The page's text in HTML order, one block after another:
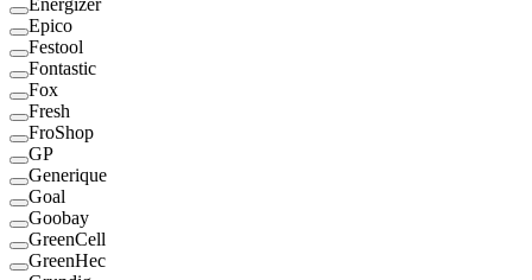
Epico
Festool
Fontastic
Fox
Fresh
FroShop
GP
Generique
Goal
Goobay
GreenCell
GreenHec